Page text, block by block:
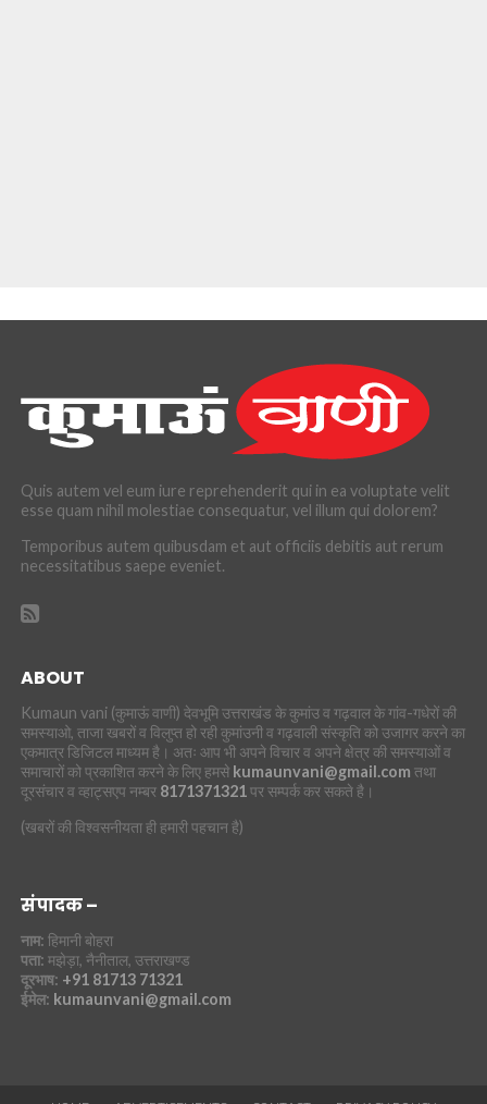
Quis autem vel eum iure reprehenderit qui in ea voluptate velit
esse quam nihil molestiae consequatur, vel illum qui dolorem?
Temporibus autem quibusdam et aut officiis debitis aut rerum
necessitatibus saepe eveniet.
ABOUT
Kumaun vani (कुमाऊं वाणी) देवभूमि उत्तराखंड के कुमांउ व गढ़वाल के गांव-गधेरों की
समस्याओ, ताजा खबरों व विलुप्त हो रही कुमांउनी व गढ़वाली संस्कृति को उजागर करने का
एकमात्र डिजिटल माध्यम है। अतः आप भी अपने विचार व अपने क्षेत्र की समस्याओं व
समाचारों को प्रकाशित करने के लिए हमसे kumaunvani@gmail.com तथा
दूरसंचार व व्हाट्सएप नम्बर 8171371321पर सम्पर्क कर सकते है।
(खबरों की विश्वसनीयता ही हमारी पहचान है)
संपादक –
नाम: हिमानी बोहरा
पता: मझेड़ा, नैनीताल, उत्तराखण्ड
दूरभाष: +91 81713 71321
ईमेल: kumaunvani@gmail.com